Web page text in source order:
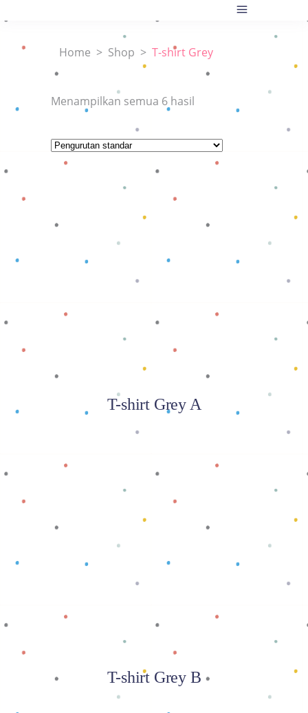
Home > Shop > T-shirt Grey
Menampilkan semua 6 hasil
Baca selengkapnya
T-shirt Grey A
Baca selengkapnya
T-shirt Grey B